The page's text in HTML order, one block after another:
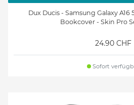
Dux Ducis - Samsung Galaxy A16
Bookcover - Skin Pro
24.90 CHF
Sofort